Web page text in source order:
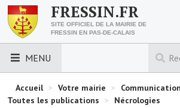
FRESSIN.FR
SITE OFFICIEL DE LA MAIRIE DE
FRESSIN EN PAS-DE-CALAIS
MENU
LES ESSENTIELS
Accueil > Votre mairie > Communication
Toutes les publications > Nécrologies